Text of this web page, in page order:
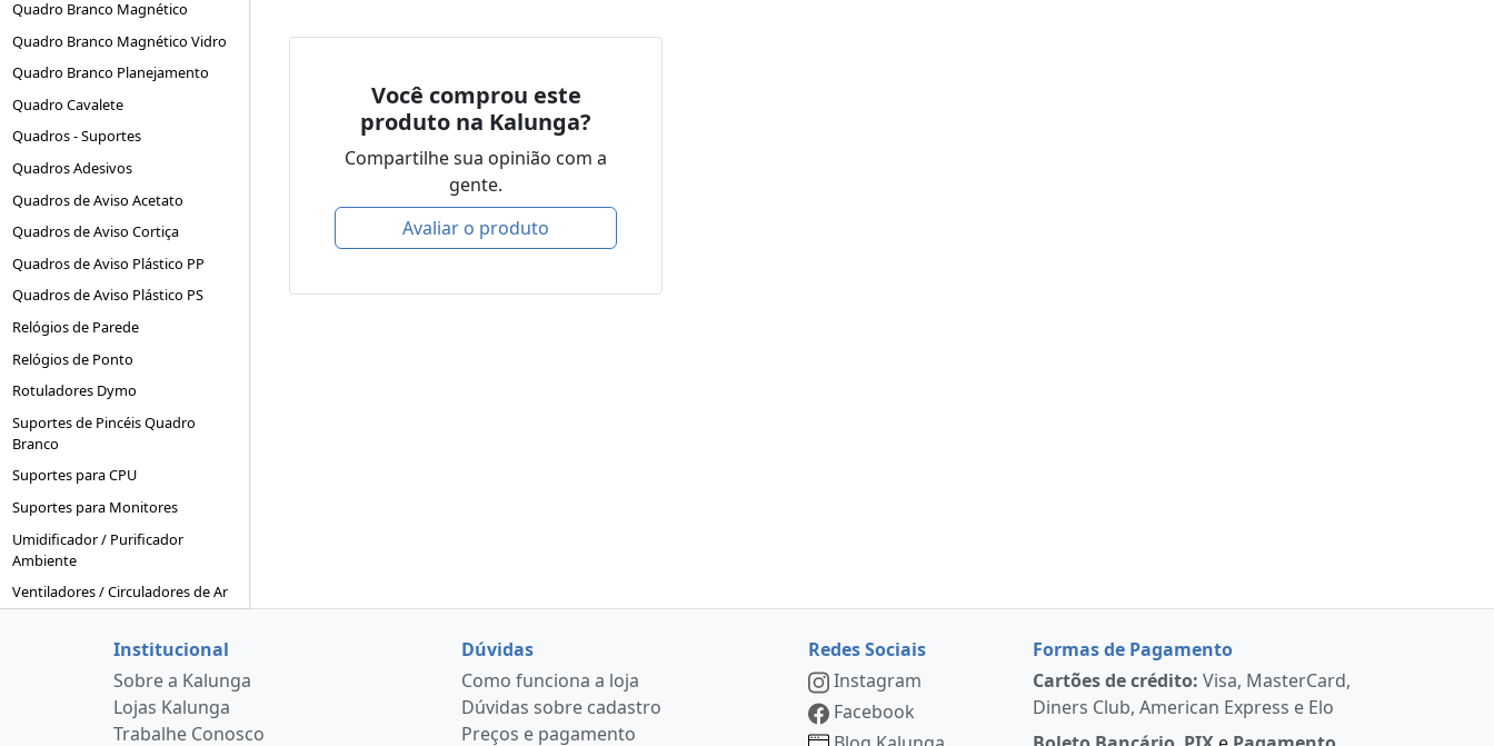
Quadro Branco Magnético
Quadro Branco Magnético Vidro
Quadro Branco Planejamento
Quadro Cavalete
Quadros - Suportes
Quadros Adesivos
Quadros de Aviso Acetato
Quadros de Aviso Cortiça
Quadros de Aviso Plástico PP
Quadros de Aviso Plástico PS
Relógios de Parede
Relógios de Ponto
Rotuladores Dymo
Suportes de Pincéis Quadro
Branco
Suportes para CPU
Suportes para Monitores
Umidificador / Purificador
Ambiente
Ventiladores / Circuladores de Ar
Você comprou este
produto na Kalunga?
Compartilhe sua opinião com a
gente.
Avaliar o produto
Institucional
Sobre a Kalunga
Lojas Kalunga
Trabalhe Conosco
Dúvidas
Como funciona a loja
Dúvidas sobre cadastro
Preços e pagamento
Redes Sociais
Instagram
Facebook
Formas de Pagamento
Cartões de crédito: Visa, MasterCard,
Diners Club, American Express e Elo